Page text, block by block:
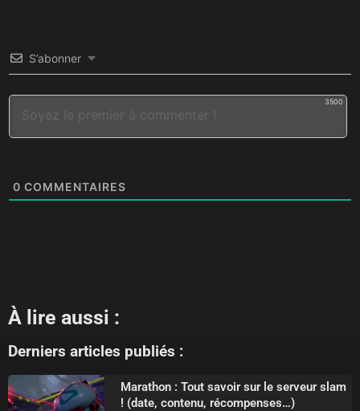
S’abonner
3500
0 COMMENTAIRES
À lire aussi :
Derniers articles publiés :
Marathon : Tout savoir sur le serveur slam
! (date, contenu, récompenses…)